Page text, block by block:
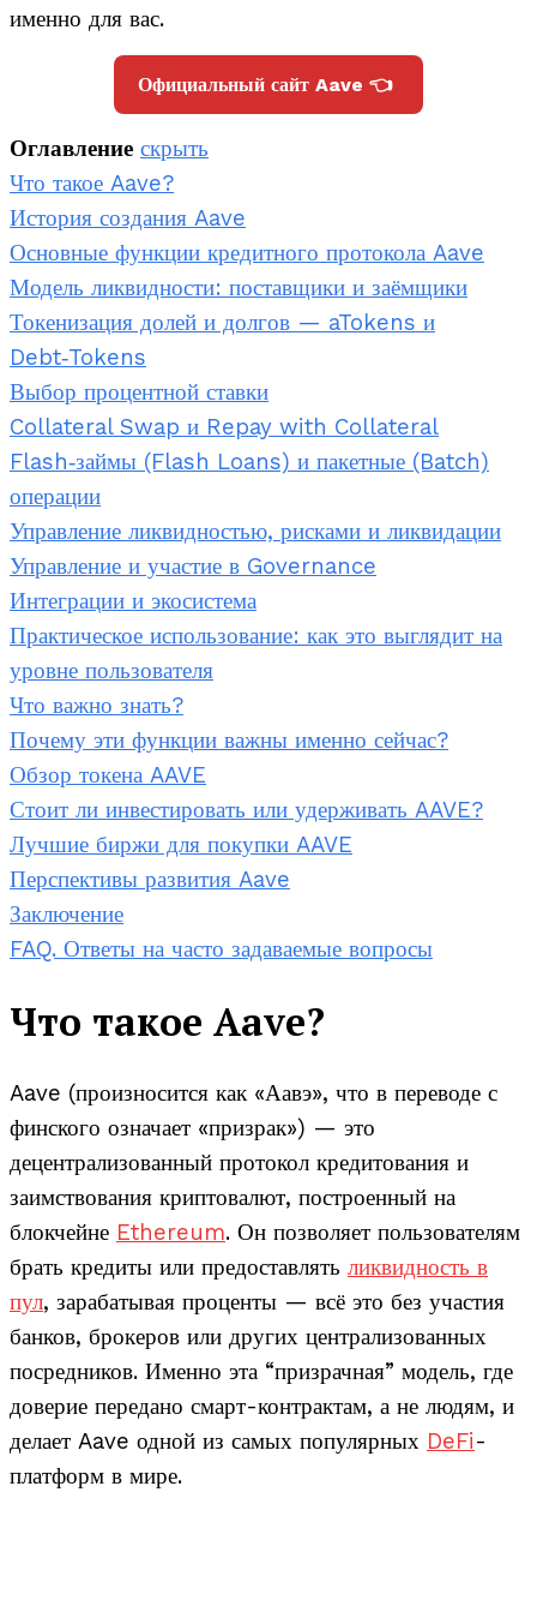
именно для вас.
Официальный сайт Aave 👈
Оглавление скрыть
Что такое Aave?
История создания Aave
Основные функции кредитного протокола Aave
Модель ликвидности: поставщики и заёмщики
Токенизация долей и долгов — aTokens и
Debt‑Tokens
Выбор процентной ставки
Collateral Swap и Repay with Collateral
Flash‑займы (Flash Loans) и пакетные (Batch)
операции
Управление ликвидностью, рисками и ликвидации
Управление и участие в Governance
Интеграции и экосистема
Практическое использование: как это выглядит на
уровне пользователя
Что важно знать?
Почему эти функции важны именно сейчас?
Обзор токена AAVE
Стоит ли инвестировать или удерживать AAVE?
Лучшие биржи для покупки AAVE
Перспективы развития Aave
Заключение
FAQ. Ответы на часто задаваемые вопросы
Что такое Aave?
Aave (произносится как «Аавэ», что в переводе с
финского означает «призрак») — это
децентрализованный протокол кредитования и
заимствования криптовалют, построенный на
блокчейне Ethereum. Он позволяет пользователям
брать кредиты или предоставлять ликвидность в
пул, зарабатывая проценты — всё это без участия
банков, брокеров или других централизованных
посредников. Именно эта “призрачная” модель, где
доверие передано смарт-контрактам, а не людям, и
делает Aave одной из самых популярных DeFi-
платформ в мире.